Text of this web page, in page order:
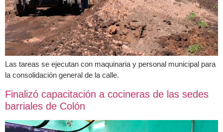
Las tareas se ejecutan con maquinaria y personal municipal para
la consolidación general de la calle.
Finalizó capacitación a cocineras de las sedes
barriales de Colón